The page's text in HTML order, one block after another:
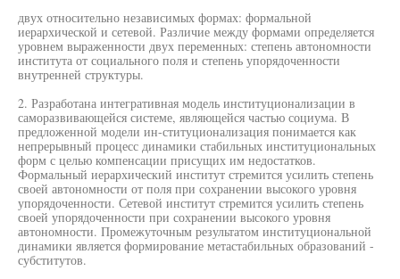
двух относительно независимых формах: формальной
иерархической и сетевой. Различие между формами определяется
уровнем выраженности двух переменных: степень автономности
института от социального поля и степень упорядоченности
внутренней структуры.
2. Разработана интегративная модель институционализации в
саморазвивающейся системе, являющейся частью социума. В
предложенной модели ин-ституционализация понимается как
непрерывный процесс динамики стабильных институциональных
форм с целью компенсации присущих им недостатков.
Формальный иерархический институт стремится усилить степень
своей автономности от поля при сохранении высокого уровня
упорядоченности. Сетевой институт стремится усилить степень
своей упорядоченности при сохранении высокого уровня
автономности. Промежуточным результатом институциональной
динамики является формирование метастабильных образований -
субститутов.